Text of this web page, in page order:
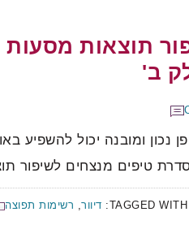
תוצאות מסעות
ב'
נכון ומובנה יכול להשפיע
טיפים מנצחים לשיפור
TAGGED WITH: דיוור, רשימות תפוצה